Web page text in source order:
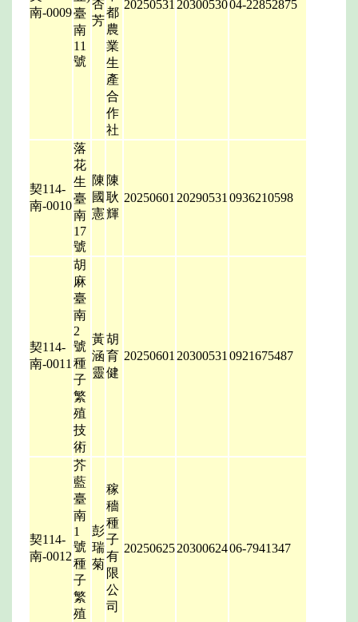
南-0009臺
南
11
號
杏
芳
都
農
業
生
產
合
作
社
20250531 2030053004-22852875
契114-
南-0010
落
花
生
臺
南
17
號
陳
國
憲
陳
耿
輝
20250601 20290531 0936210598
契114-
南-0011
胡
麻
臺
南
2
號
種
子
繁
殖
技
術
黃
涵
靈
胡
育
健
20250601 20300531 0921675487
契114-
南-0012
芥
藍
臺
南
1
號
種
子
繁
殖
彭
瑞
菊
稼
穡
種
子
有
限
公
司
202506252030062406-7941347